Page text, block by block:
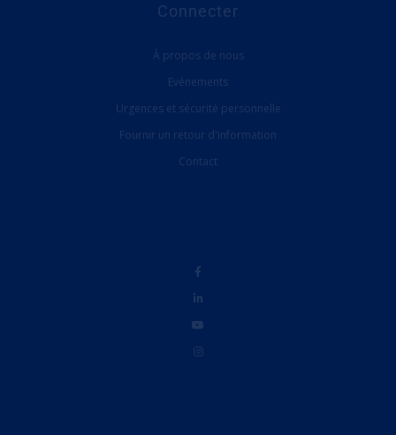
Connecter
À propos de nous
Evénements
Urgences et sécurité personnelle
Fournir un retour d'information
Contact